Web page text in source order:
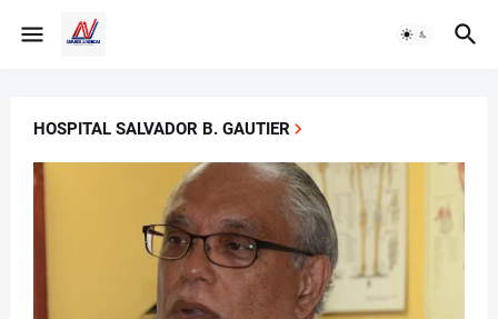
HOSPITAL SALVADOR B. GAUTIER